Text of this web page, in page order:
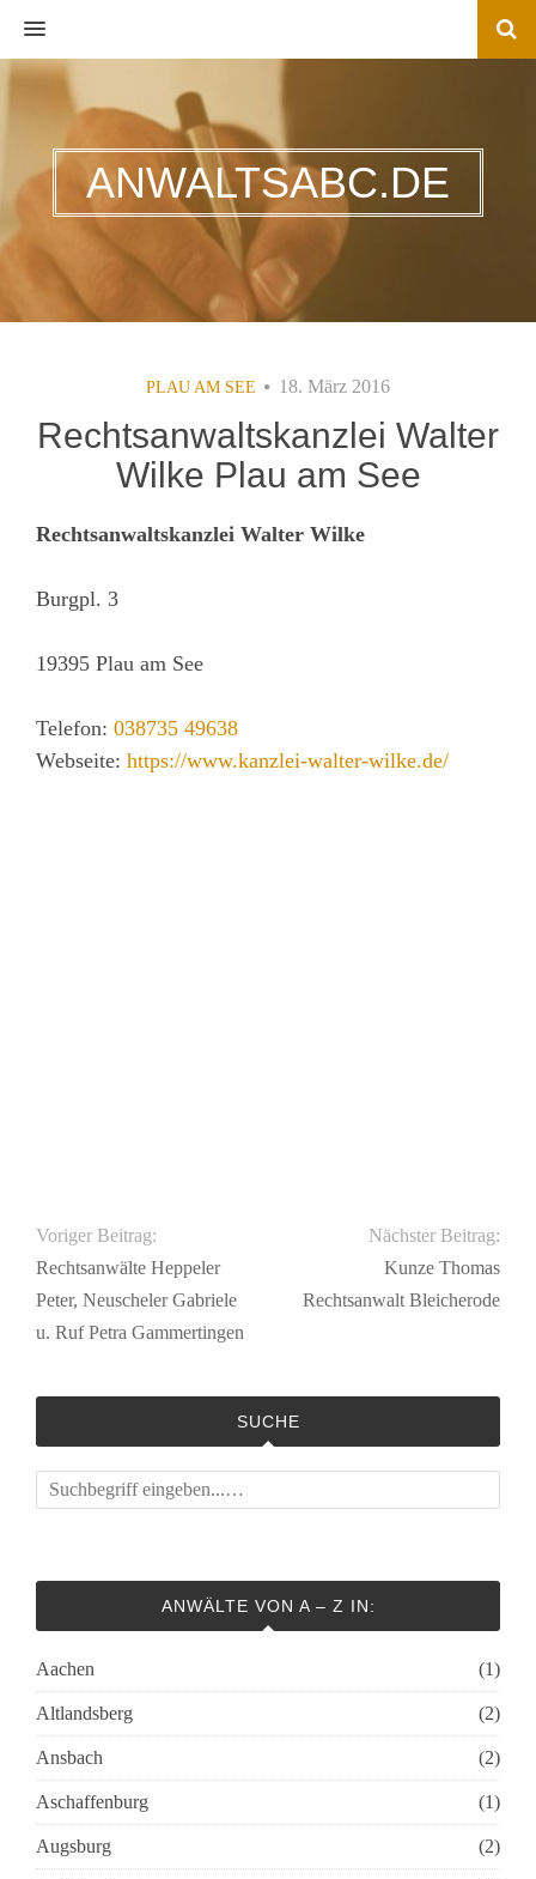
MENU
ANWALTSABC.DE
PLAU AM SEE 18. März 2016
Rechtsanwaltskanzlei Walter
Wilke Plau am See
Rechtsanwaltskanzlei Walter Wilke
Burgpl. 3
19395 Plau am See
Telefon: 038735 49638
Webseite: https://www.kanzlei-walter-wilke.de/
Voriger Beitrag:
Rechtsanwälte Heppeler
Peter, Neuscheler Gabriele
u. Ruf Petra Gammertingen
Nächster Beitrag:
Kunze Thomas
Rechtsanwalt Bleicherode
SUCHE
ANWÄLTE VON A – Z IN:
Aachen (1)
Altlandsberg (2)
Ansbach (2)
Aschaffenburg (1)
Augsburg (2)